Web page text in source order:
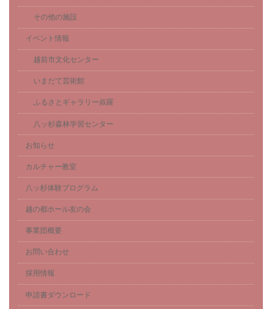
その他の施設
イベント情報
越前市文化センター
いまだて芸術館
ふるさとギャラリー叔羅
八ッ杉森林学習センター
お知らせ
カルチャー教室
八ッ杉体験プログラム
越の都ホール友の会
事業団概要
お問い合わせ
採用情報
申請書ダウンロード